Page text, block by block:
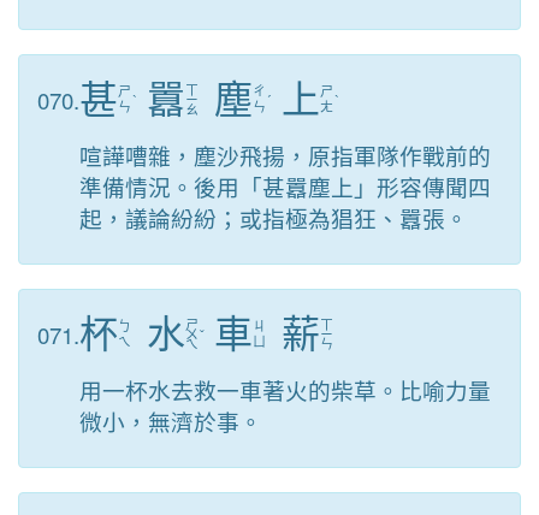
070.甚ㄕ
ㄣˋ 囂 ㄒ
ㄧ
ㄠ 塵ㄔ
ㄣ ˊ 上 ㄕ
ㄤˋ
喧譁嘈雜，塵沙飛揚，原指軍隊作戰前的
準備情況。後用「甚囂塵上」形容傳聞四
起，議論紛紛；或指極為猖狂、囂張。
071.杯 ㄅ
ㄟ
水ㄕ
ㄨ
ㄟ
ˇ 車 ㄐ
薪ㄒ
ㄧ
ㄣ
用一杯水去救一車著火的柴草。比喻力量
微小，無濟於事。